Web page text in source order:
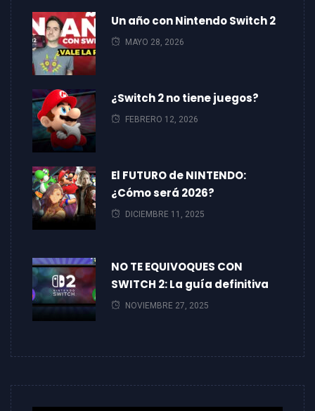
Un año con Nintendo Switch 2
MAYO 28, 2026
¿Switch 2 no tiene juegos?
FEBRERO 12, 2026
El FUTURO de NINTENDO:
¿Cómo será 2026?
DICIEMBRE 11, 2025
NO TE EQUIVOQUES CON
SWITCH 2: La guía definitiva
NOVIEMBRE 27, 2025